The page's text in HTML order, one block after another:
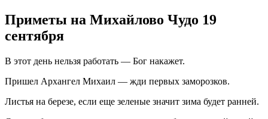
Приметы на Михайлово Чудо 19
сентября
В этот день нельзя работать — Бог накажет.
Пришел Архангел Михаил — жди первых заморозков.
Листья на березе, если еще зеленые значит зима будет ранней.